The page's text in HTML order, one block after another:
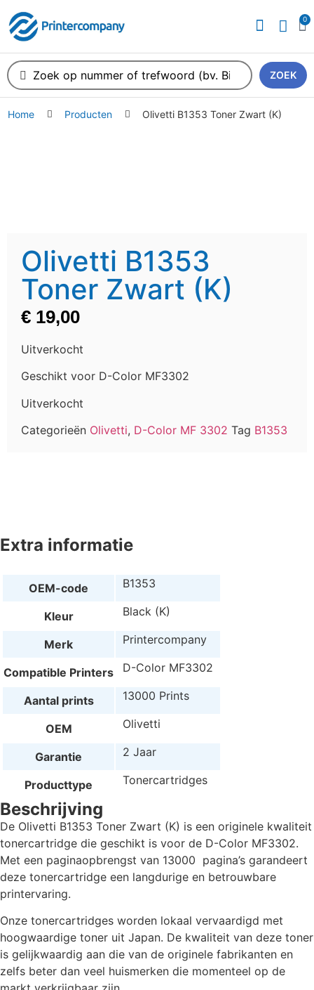
0
ZOEK
Home Producten Olivetti B1353 Toner Zwart (K)
Olivetti B1353
Toner Zwart (K)
€ 19,00
Uitverkocht
Geschikt voor D-Color MF3302
Uitverkocht
Categorieën Olivetti, D-Color MF 3302 Tag B1353
Extra informatie
OEM-code B1353
Kleur Black (K)
Merk Printercompany
Compatible Printers D-Color MF3302
Aantal prints 13000 Prints
OEM Olivetti
Garantie 2 Jaar
Producttype Tonercartridges
Beschrijving
De Olivetti B1353 Toner Zwart (K) is een originele kwaliteit
tonercartridge die geschikt is voor de D-Color MF3302.
Met een paginaopbrengst van 13000 pagina’s garandeert
deze tonercartridge een langdurige en betrouwbare
printervaring.
Onze tonercartridges worden lokaal vervaardigd met
hoogwaardige toner uit Japan. De kwaliteit van deze toner
is gelijkwaardig aan die van de originele fabrikanten en
zelfs beter dan veel huismerken die momenteel op de